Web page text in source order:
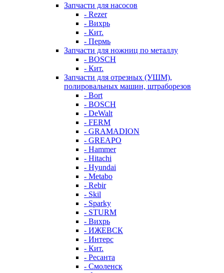
Запчасти для насосов
- Rezer
- Вихрь
- Кит.
- Пермь
Запчасти для ножниц по металлу
- BOSCH
- Кит.
Запчасти для отрезных (УШМ),
полировальных машин, штраборезов
- Bort
- BOSCH
- DeWalt
- FERM
- GRAMADION
- GREAPO
- Hammer
- Hitachi
- Hyundai
- Metabo
- Rebir
- Skil
- Sparky
- STURM
- Вихрь
- ИЖЕВСК
- Интерс
- Кит.
- Ресанта
- Смоленск